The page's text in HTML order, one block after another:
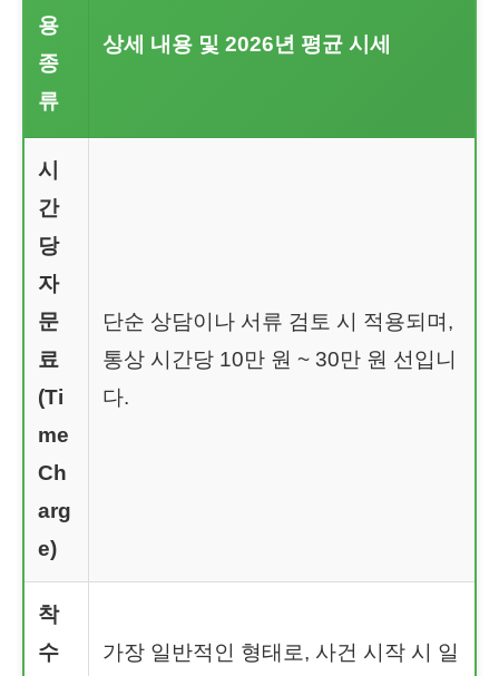
용
종
류
상세 내용 및 2026년 평균 시세
시
간
당
자
문
료
(Ti
me
Ch
arg
e)
단순 상담이나 서류 검토 시 적용되며,
통상 시간당 10만 원 ~ 30만 원 선입니
다.
착
수
가장 일반적인 형태로, 사건 시작 시 일